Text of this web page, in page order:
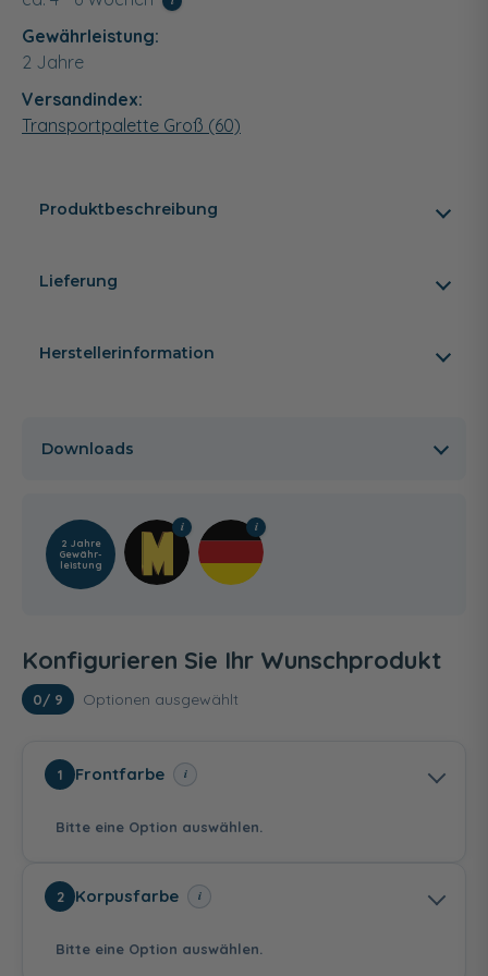
Gewährleistung:
2 Jahre
Versandindex:
Transportpalette Groß (60)
Produktbeschreibung
Lieferung
Herstellerinformation
Downloads
2 Jahre
Gewähr­
leistung
Konfigurieren Sie Ihr Wunschprodukt
0/ 9 Optionen ausgewählt
1 Frontfarbe i
Bitte eine Option auswählen.
2 Korpusfarbe i
Bitte eine Option auswählen.